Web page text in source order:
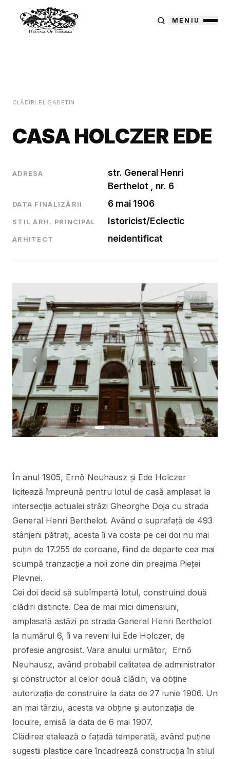
MENIU
CLĂDIRI ELISABETIN
CASA HOLCZER EDE
ADRESA
str. General Henri
Berthelot , nr. 6
DATA FINALIZĂRII 6 mai 1906
STIL ARH. PRINCIPAL Istoricist/Eclectic
ARHITECT neidentificat
2/13
În anul 1905, Ernő Neuhausz și Ede Holczer
licitează împreună pentru lotul de casă amplasat la
intersecția actualei străzi Gheorghe Doja cu strada
General Henri Berthelot. Având o suprafață de 493
stânjeni pătrați, acesta îi va costa pe cei doi nu mai
puțin de 17.255 de coroane, fiind de departe cea mai
scumpă tranzacție a noii zone din preajma Pieței
Plevnei.
Cei doi decid să subîmpartă lotul, construind două
clădiri distincte. Cea de mai mici dimensiuni,
amplasată astăzi pe strada General Henri Berthelot
la numărul 6, îi va reveni lui Ede Holczer, de
profesie angrosist. Vara anului următor, Ernő
Neuhausz, având probabil calitatea de administrator
și constructor al celor două clădiri, va obține
autorizația de construire la data de 27 iunie 1906. Un
an mai târziu, acesta va obține și autorizația de
locuire, emisă la data de 6 mai 1907.
Clădirea etalează o fațadă temperată, având puține
sugestii plastice care încadrează construcția în stilul